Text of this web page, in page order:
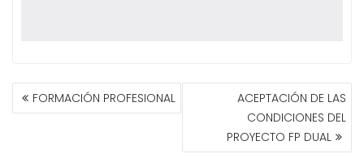
NAVEGACIÓN
DEFORMACIÓN PROFESIONAL
ACEPTACIÓN DE LAS
CONDICIONES DEL
PROYECTO FP DUAL